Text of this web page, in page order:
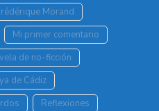
Morand
Mi primer comentario
de no-ficción
de Cádiz
Reflexiones